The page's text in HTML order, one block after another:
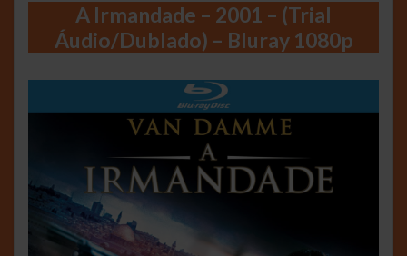
A Irmandade – 2001 – (Trial
Áudio/Dublado) – Bluray 1080p